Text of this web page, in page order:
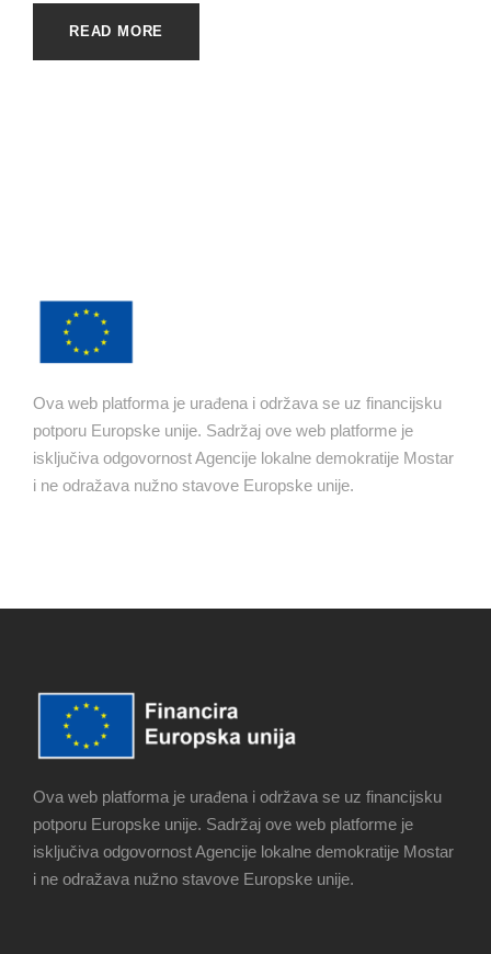
READ MORE
Ova web platforma je urađena i održava se uz financijsku
potporu Europske unije. Sadržaj ove web platforme je
isključiva odgovornost Agencije lokalne demokratije Mostar
i ne odražava nužno stavove Europske unije.
Ova web platforma je urađena i održava se uz financijsku
potporu Europske unije. Sadržaj ove web platforme je
isključiva odgovornost Agencije lokalne demokratije Mostar
i ne odražava nužno stavove Europske unije.